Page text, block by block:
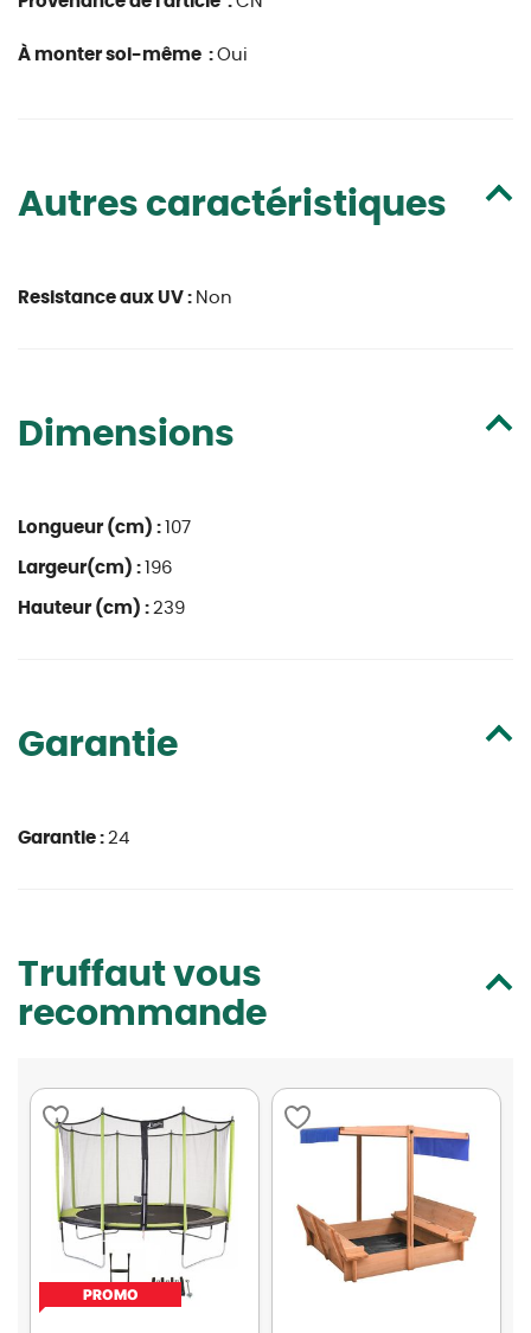
À monter soi-même : Oui
Autres caractéristiques
Resistance aux UV : Non
Dimensions
Longueur (cm) : 107
Largeur(cm) : 196
Hauteur (cm) : 239
Garantie
Garantie : 24
Truffaut vous
recommande
PROMO